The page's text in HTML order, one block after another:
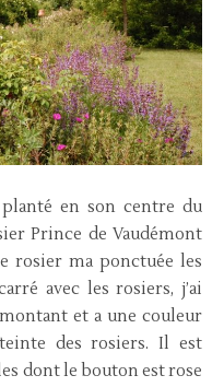
en son centre du
Prince de Vaudémont
rosier ma ponctuée les
avec les rosiers, j’ai
et a une couleur
des rosiers. Il est
dont le bouton est rose